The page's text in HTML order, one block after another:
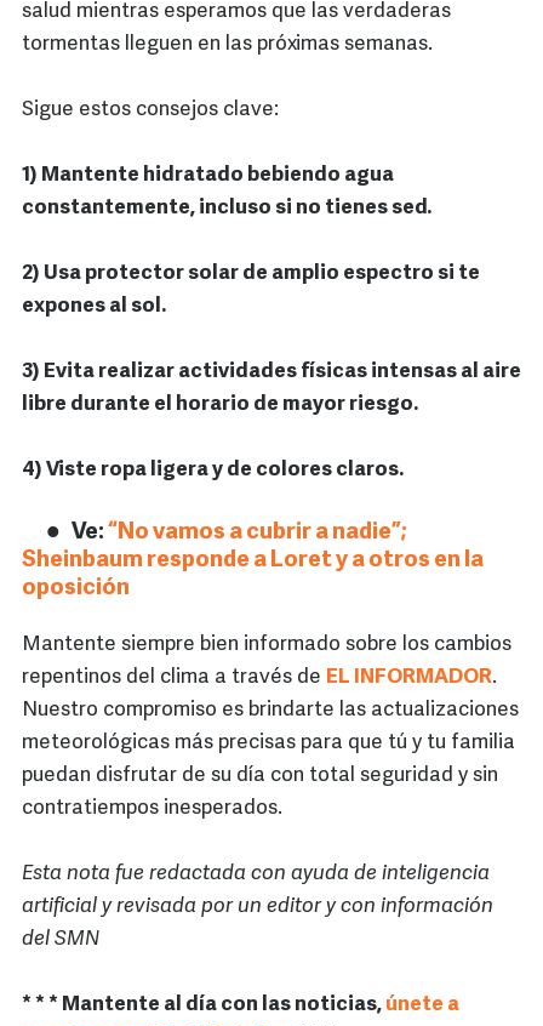
salud mientras esperamos que las verdaderas
tormentas lleguen en las próximas semanas.
Sigue estos consejos clave:
1) Mantente hidratado bebiendo agua
constantemente, incluso si no tienes sed.
2) Usa protector solar de amplio espectro si te
expones al sol.
3) Evita realizar actividades físicas intensas al aire
libre durante el horario de mayor riesgo.
4) Viste ropa ligera y de colores claros.
Ve: “No vamos a cubrir a nadie”;
Sheinbaum responde a Loret y a otros en la
oposición
Mantente siempre bien informado sobre los cambios
repentinos del clima a través de EL INFORMADOR.
Nuestro compromiso es brindarte las actualizaciones
meteorológicas más precisas para que tú y tu familia
puedan disfrutar de su día con total seguridad y sin
contratiempos inesperados.
Esta nota fue redactada con ayuda de inteligencia
artificial y revisada por un editor y con información
del SMN
* * * Mantente al día con las noticias, únete a